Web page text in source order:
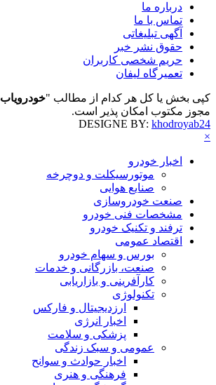
درباره ما
تماس با ما
آگهی تبلیغاتی
حقوق نشر خبر
حریم شخصی کاربران
تعمیرگاه لیفان
کپی بخش یا کل هر کدام از مطالب "خودرویاب24
مجوز مکتوب امکان پذیر است.
DESIGNE BY: khodroyab24
×
اخبار خودرو
موتورسیکلت و دوچرخه
صنایع هوایی
صنعت خودروسازی
مشخصات فنی خودرو
ترفند و تکنیک خودرو
اقتصاد عمومی
بورس و سهام خودرو
صنعت، بازرگانی و خدمات
کارآفرینی و بازاریابی
تکنولوژی
ارزدیجیتال و فارکس
اخبار انرژی
پزشکی و سلامت
عمومی و سبک زندگی
اخبار حوادث و سوانح
فرهنگی و هنری